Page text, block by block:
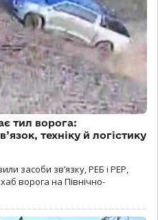
тил ворога:
техніку й логістику
засоби зв’язку, РЕБ і РЕР,
ворога на Північно-